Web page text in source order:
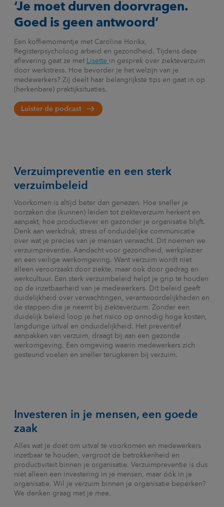
‘Je moet durven doorvragen.
Goed is geen antwoord’
Een koffiemomentje met Caroline Horikx,
Registerpsycholoog arbeid en gezondheid. Tijdens deze
aflevering gaat ze met Lisette in gesprek over ziekteverzuim
door werkstress. Hoe bevorder je het welzijn van je
medewerkers? Zij deelt haar belangrijkste tips en gaat in op
(herkenbare) praktijksituaties.
Luister de podcast
Verzuimpreventie en een sterk
verzuimbeleid
Voorkomen is altíjd beter dan genezen. Hoe sneller je
oorzaken die (kunnen) leiden tot ziekteverzuim herkent en
aanpakt, hoe productiever en gezonder je organisatie blijft.
Denk aan werkdruk, stress of onduidelijke communicatie
over wat je precies van je mensen verwacht. Dit noemen we
verzuimpreventie. Aandacht voor gezondheid, werkplezier
en een veilige werkomgeving. Want verzuim wordt niet
alleen veroorzaakt door ziekte, maar ook door gedrag en
werkcultuur. Een sterk verzuimbeleid helpt je grip te houden
op de inzetbaarheid van je medewerkers. Dit beleid geeft
duidelijkheid over verwachtingen, verantwoordelijkheden en
de stappen die je neemt bij ziekteverzuim. Zonder een
duidelijk beleid loop je het risico op onnodig hoge kosten,
langdurige uitval en onduidelijkheid. Het preventief
aanpakken van verzuim, draagt bij aan een gezonde
werkomgeving. Een omgeving waarin medewerkers zich
gesteund voelen en sneller terugkeren bij verzuim.
Investeren in je mensen, een goede
zaak
Alles wat je doet om uitval te voorkomen en medewerkers
inzetbaar te houden, vergroot de betrokkenheid en
productiviteit binnen je organisatie. Verzuimpreventie is dus
niet alleen een investering in je mensen, maar óók in je
organisatie. Wil je verzuim binnen je organisatie beperken?
We denken graag met je mee.